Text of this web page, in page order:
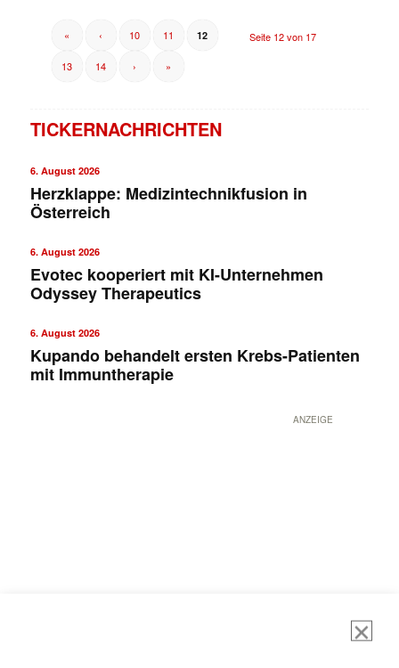
Seite 12 von 17
« ‹ 10 11 12
13 14 › »
TICKERNACHRICHTEN
6. August 2026
Herzklappe: Medizintechnikfusion in
Österreich
6. August 2026
Evotec kooperiert mit KI-Unternehmen
Odyssey Therapeutics
6. August 2026
Kupando behandelt ersten Krebs-Patienten
mit Immuntherapie
ANZEIGE